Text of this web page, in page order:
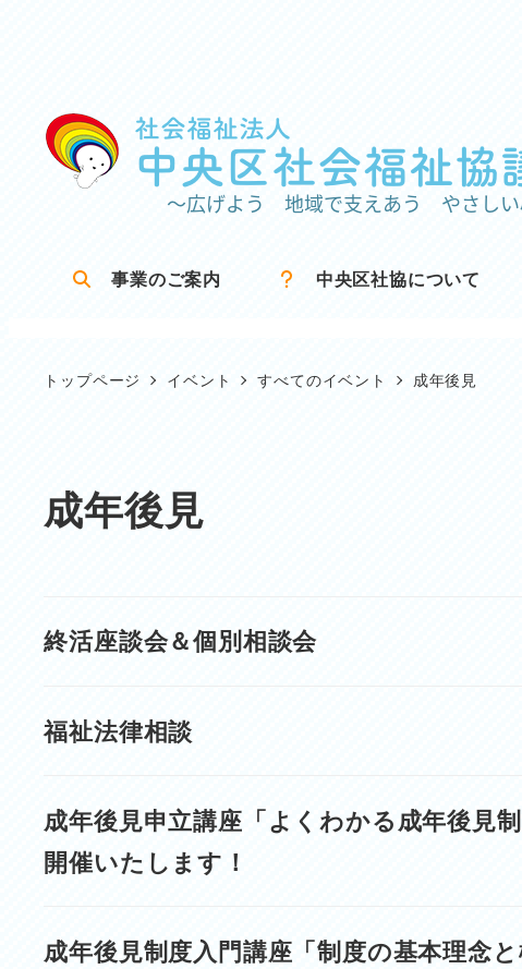
事業のご案内 中央区社協について
トップページ イベント すべてのイベント 成年後見
成年後見
終活座談会＆個別相談会
福祉法律相談
成年後見申立講座「よくわかる成年後見
開催いたします！
成年後見制度入門講座「制度の基本理念と